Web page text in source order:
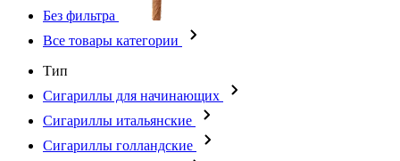
Без фильтра
Все товары категории
Тип
Сигариллы для начинающих
Сигариллы итальянские
Сигариллы голландские